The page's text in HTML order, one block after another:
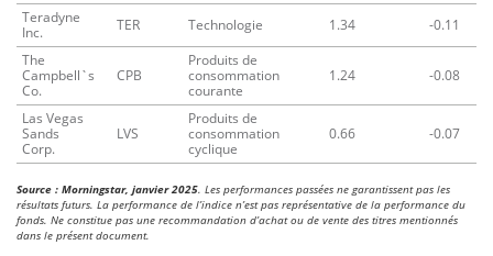
Teradyne
Inc.
TER Technologie 1.34
-0.11
The
Campbell`s
Co.
CPB
Produits de
consommation
courante
1.24 -0.08
Las Vegas
Sands
Corp.
LVS
Produits de
consommation
cyclique
0.66 -0.07
Source : Morningstar, janvier 2025. Les performances passées ne garantissent pas les
résultats futurs. La performance de l’indice n’est pas représentative de la performance du
fonds. Ne constitue pas une recommandation d’achat ou de vente des titres mentionnés
dans le présent document.